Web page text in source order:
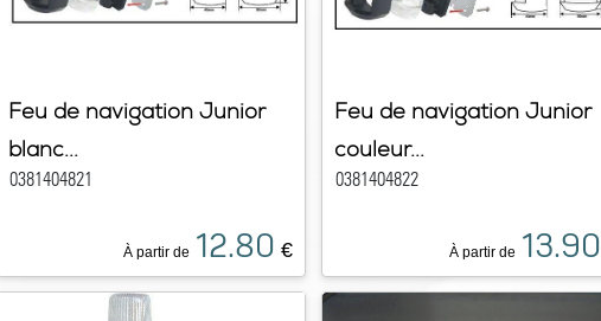
Feu de navigation Junior
blanc...
0381404821
À partir de 12.80 €
Feu de navigation Junior
couleur...
0381404822
À partir de 13.90